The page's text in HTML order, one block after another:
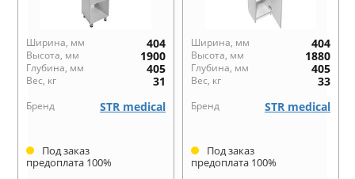
Ширина, мм 404
Высота, мм 1900
Глубина, мм 405
Вес, кг 31
Бренд STR medical
Под заказ
предоплата 100%
Ширина, мм 404
Высота, мм 1880
Глубина, мм 405
Вес, кг 33
Бренд STR medical
Под заказ
предоплата 100%